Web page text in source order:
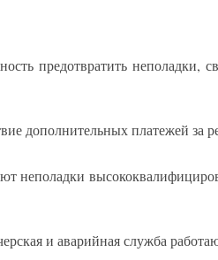
предотвратить неполадки,
дополнительных платежей за
неполадки
и аварийная служба